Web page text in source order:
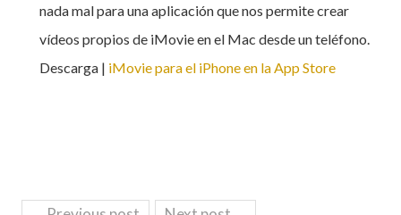
nada mal para una aplicación que nos permite crear
vídeos propios de iMovie en el Mac desde un teléfono.
Descarga | iMovie para el iPhone en la App Store